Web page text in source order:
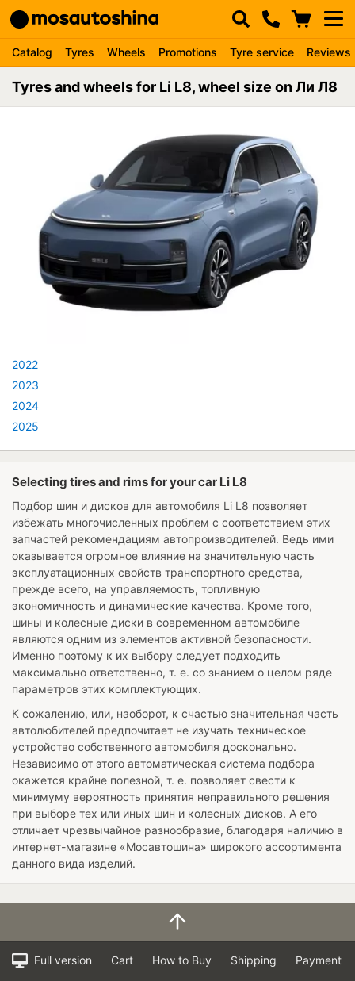
Catalog Tyres Wheels Promotions Tyre service Reviews
Tyres and wheels for Li L8, wheel size on Ли Л8
2022
2023
2024
2025
Selecting tires and rims for your car Li L8
Подбор шин и дисков для автомобиля Li L8 позволяет
избежать многочисленных проблем с соответствием этих
запчастей рекомендациям автопроизводителей. Ведь ими
оказывается огромное влияние на значительную часть
эксплуатационных свойств транспортного средства,
прежде всего, на управляемость, топливную
экономичность и динамические качества. Кроме того,
шины и колесные диски в современном автомобиле
являются одним из элементов активной безопасности.
Именно поэтому к их выбору следует подходить
максимально ответственно, т. е. со знанием о целом ряде
параметров этих комплектующих.
К сожалению, или, наоборот, к счастью значительная часть
автолюбителей предпочитает не изучать техническое
устройство собственного автомобиля досконально.
Независимо от этого автоматическая система подбора
окажется крайне полезной, т. е. позволяет свести к
минимуму вероятность принятия неправильного решения
при выборе тех или иных шин и колесных дисков. А его
отличает чрезвычайное разнообразие, благодаря наличию в
интернет-магазине «Мосавтошина» широкого ассортимента
данного вида изделий.
Full version Cart How to Buy Shipping Payment